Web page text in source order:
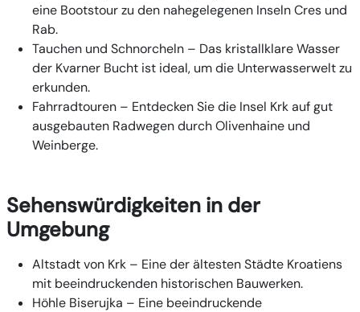
eine Bootstour zu den nahegelegenen Inseln Cres und
Rab.
Tauchen und Schnorcheln – Das kristallklare Wasser
der Kvarner Bucht ist ideal, um die Unterwasserwelt zu
erkunden.
Fahrradtouren – Entdecken Sie die Insel Krk auf gut
ausgebauten Radwegen durch Olivenhaine und
Weinberge.
Sehenswürdigkeiten in der
Umgebung
Altstadt von Krk – Eine der ältesten Städte Kroatiens
mit beeindruckenden historischen Bauwerken.
Höhle Biserujka – Eine beeindruckende